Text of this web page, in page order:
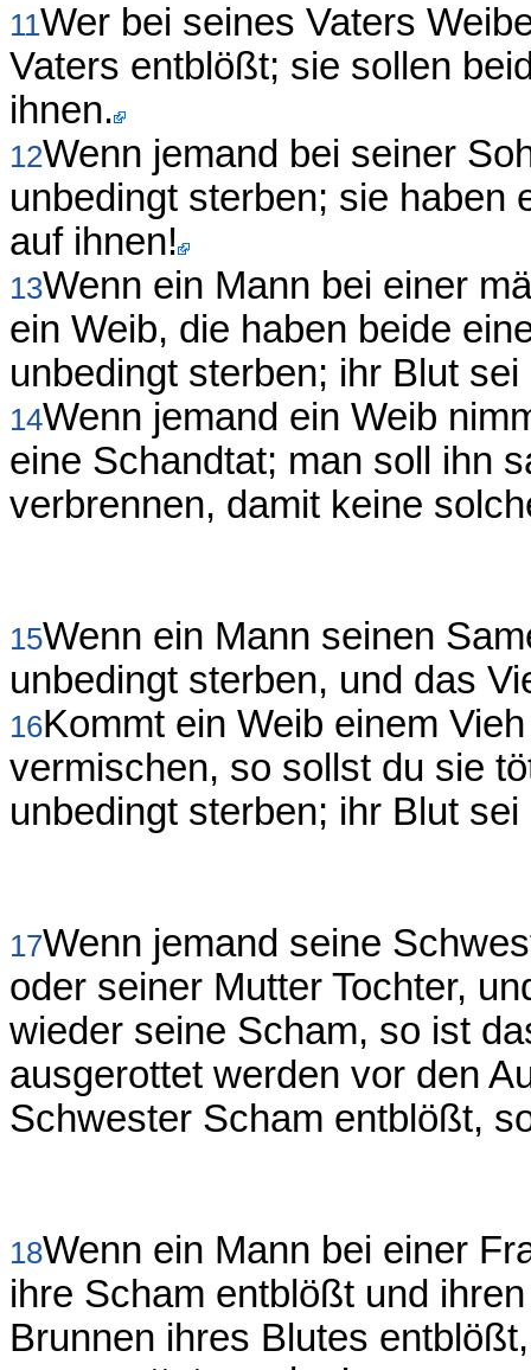
11Wer bei seines Vaters
Vaters entblößt; sie sollen
ihnen.
12Wenn jemand bei seiner
unbedingt sterben; sie haben
auf ihnen!
13Wenn ein Mann bei einer
ein Weib, die haben beide
unbedingt sterben; ihr Blut sei
14Wenn jemand ein Weib
eine Schandtat; man soll ihn
verbrennen, damit keine
15Wenn ein Mann seinen
unbedingt sterben, und das
16Kommt ein Weib einem
vermischen, so sollst du sie
unbedingt sterben; ihr Blut sei
17Wenn jemand seine
oder seiner Mutter Tochter,
wieder seine Scham, so ist
ausgerottet werden vor den
Schwester Scham entblößt,
18Wenn ein Mann bei einer
ihre Scham entblößt und
Brunnen ihres Blutes